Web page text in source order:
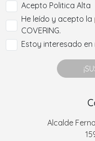
Acepto Politica Alta
He leído y acepto la
COVERING.
Estoy interesado
Alcalde